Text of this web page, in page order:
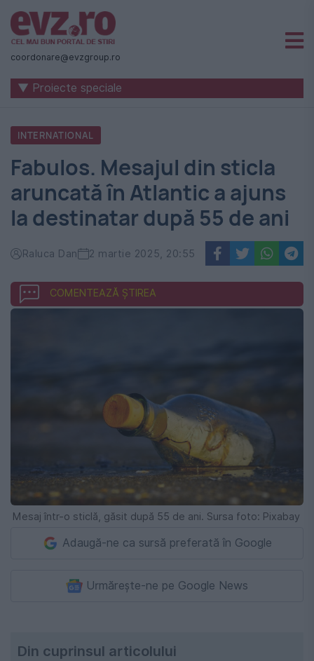
Știri
naționale
internaționale
România
-
Evenimentul
Zilei
coordonare@evzgroup.ro
▼ Proiecte speciale
INTERNATIONAL
Fabulos. Mesajul din sticla
aruncată în Atlantic a ajuns
la destinatar după 55 de ani
Raluca Dan 2 martie 2025, 20:55
COMENTEAZĂ ȘTIREA
Mesaj într-o sticlă, găsit după 55 de ani. Sursa foto: Pixabay
Adaugă-ne ca sursă preferată în Google
Urmărește-ne pe Google News
Din cuprinsul articolului